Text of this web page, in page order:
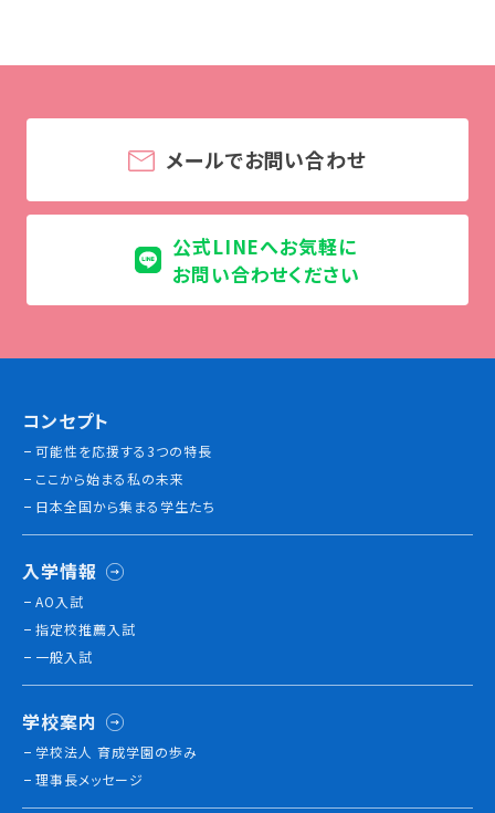
学費・奨学金
本校独自の学費サポート制度
住まいサポート
資格・就職
資格について
インターンシップ
活躍する卒業生
学校の特長
チャレンジプログラム
フォローアップレッスン
メールでお問い合わせ
公式LINEへお気軽に
お問い合わせください
コンセプト
可能性を応援する3つの特長
ここから始まる私の未来
日本全国から集まる学生たち
入学情報
AO入試
指定校推薦入試
一般入試
学校案内
学校法人 育成学園の歩み
理事長メッセージ